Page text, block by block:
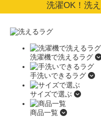
洗濯OK！洗
洗濯機で洗えるラグ
手洗いできるラグ
サイズで選ぶ
商品一覧